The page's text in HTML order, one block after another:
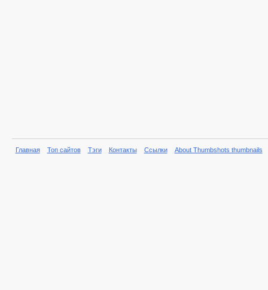
Главная Топ сайтов Тэги Контакты Ссылки About Thumbshots thumbnails